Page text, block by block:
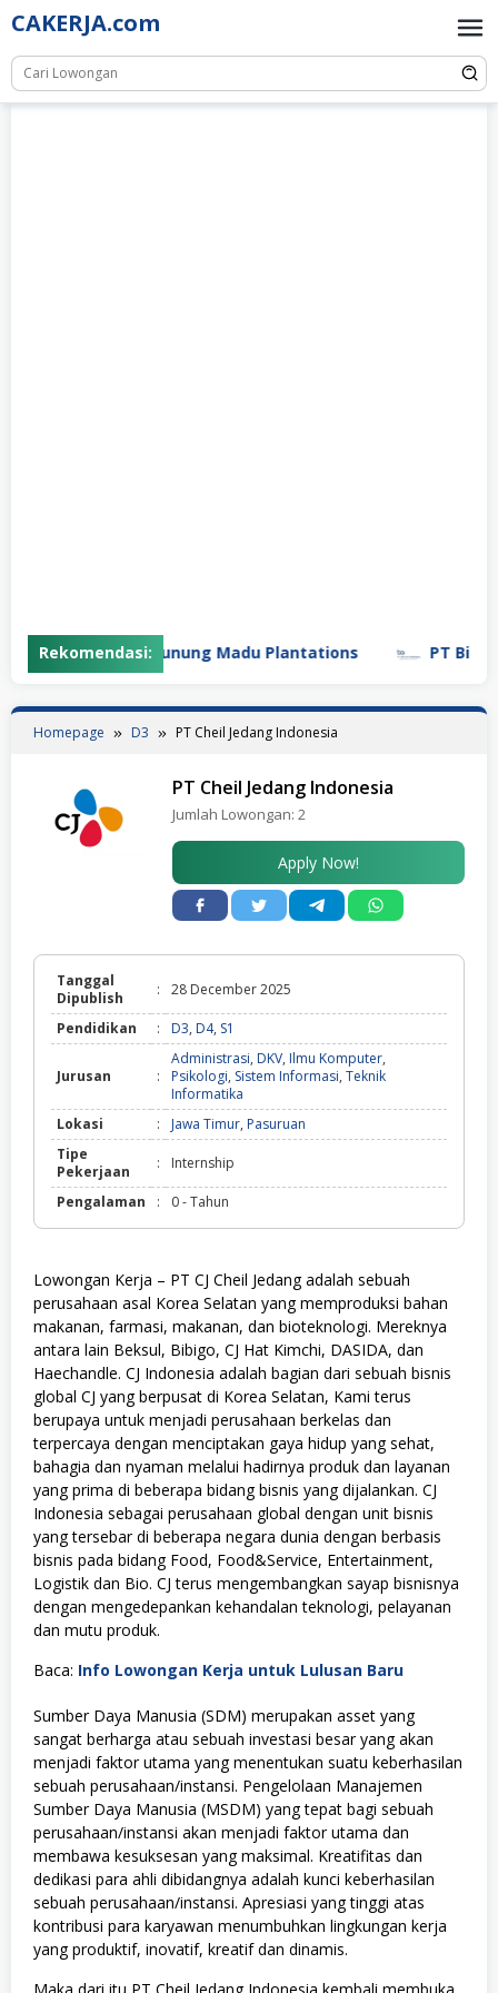
Skip
to
content
CAKERJA.com
Rekomendasi:
PT Gunung Madu Plantations PT Bifarma
Homepage D3 PT Cheil Jedang Indonesia
PT Cheil Jedang Indonesia
Jumlah Lowongan: 2
Apply Now!
Tanggal
Dipublish
: 28 December 2025
Pendidikan : D3, D4, S1
Jurusan :
Administrasi, DKV, Ilmu Komputer,
Psikologi, Sistem Informasi, Teknik
Informatika
Lokasi
: Jawa Timur, Pasuruan
Tipe
Pekerjaan
: Internship
Pengalaman : 0 - Tahun
Lowongan Kerja – PT CJ Cheil Jedang adalah sebuah
perusahaan asal Korea Selatan yang memproduksi bahan
makanan, farmasi, makanan, dan bioteknologi. Mereknya
antara lain Beksul, Bibigo, CJ Hat Kimchi, DASIDA, dan
Haechandle. CJ Indonesia adalah bagian dari sebuah bisnis
global CJ yang berpusat di Korea Selatan, Kami terus
berupaya untuk menjadi perusahaan berkelas dan
terpercaya dengan menciptakan gaya hidup yang sehat,
bahagia dan nyaman melalui hadirnya produk dan layanan
yang prima di beberapa bidang bisnis yang dijalankan. CJ
Indonesia sebagai perusahaan global dengan unit bisnis
yang tersebar di beberapa negara dunia dengan berbasis
bisnis pada bidang Food, Food&Service, Entertainment,
Logistik dan Bio. CJ terus mengembangkan sayap bisnisnya
dengan mengedepankan kehandalan teknologi, pelayanan
dan mutu produk.
Baca: Info Lowongan Kerja untuk Lulusan Baru
Sumber Daya Manusia (SDM) merupakan asset yang
sangat berharga atau sebuah investasi besar yang akan
menjadi faktor utama yang menentukan suatu keberhasilan
sebuah perusahaan/instansi. Pengelolaan Manajemen
Sumber Daya Manusia (MSDM) yang tepat bagi sebuah
perusahaan/instansi akan menjadi faktor utama dan
membawa kesuksesan yang maksimal. Kreatifitas dan
dedikasi para ahli dibidangnya adalah kunci keberhasilan
sebuah perusahaan/instansi. Apresiasi yang tinggi atas
kontribusi para karyawan menumbuhkan lingkungan kerja
yang produktif, inovatif, kreatif dan dinamis.
Maka dari itu PT Cheil Jedang Indonesia kembali membuka